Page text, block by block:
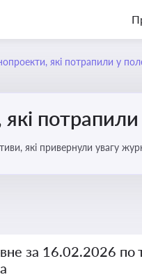
які потрапили у
потрапили
які привернули увагу
за 16.02.2026 по